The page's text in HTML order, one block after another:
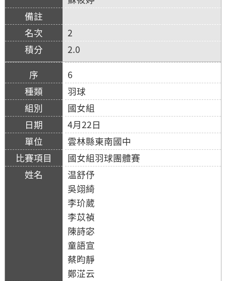
2
2.0
6
羽球
國女組
4月22日
雲林縣東南國中
國女組羽球團體賽
温舒伃
吳翊綺
李玠葳
李苡禎
陳詩宓
童語宣
蔡昀靜
鄭淽云